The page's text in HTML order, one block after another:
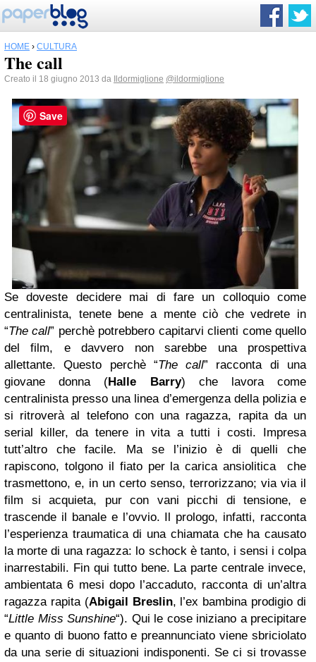
HOME › CULTURA
The call
Creato il 18 giugno 2013 da Ildormiglione @ildormiglione
Se doveste decidere mai di fare un colloquio come
centralinista, tenete bene a mente ciò che vedrete in
“The call” perchè potrebbero capitarvi clienti come quello
del film, e davvero non sarebbe una prospettiva
allettante. Questo perchè “The call” racconta di una
giovane donna (Halle Barry) che lavora come
centralinista presso una linea d’emergenza della polizia e
si ritroverà al telefono con una ragazza, rapita da un
serial killer, da tenere in vita a tutti i costi. Impresa
tutt’altro che facile. Ma se l’inizio è di quelli che
rapiscono, tolgono il fiato per la carica ansiolitica che
trasmettono, e, in un certo senso, terrorizzano; via via il
film si acquieta, pur con vani picchi di tensione, e
trascende il banale e l’ovvio. Il prologo, infatti, racconta
l’esperienza traumatica di una chiamata che ha causato
la morte di una ragazza: lo schock è tanto, i sensi i colpa
inarrestabili. Fin qui tutto bene. La parte centrale invece,
ambientata 6 mesi dopo l’accaduto, racconta di un’altra
ragazza rapita (Abigail Breslin, l’ex bambina prodigio di
“Little Miss Sunshine“). Qui le cose iniziano a precipitare
e quanto di buono fatto e preannunciato viene sbriciolato
da una serie di situazioni indisponenti. Se ci si trovasse
Save